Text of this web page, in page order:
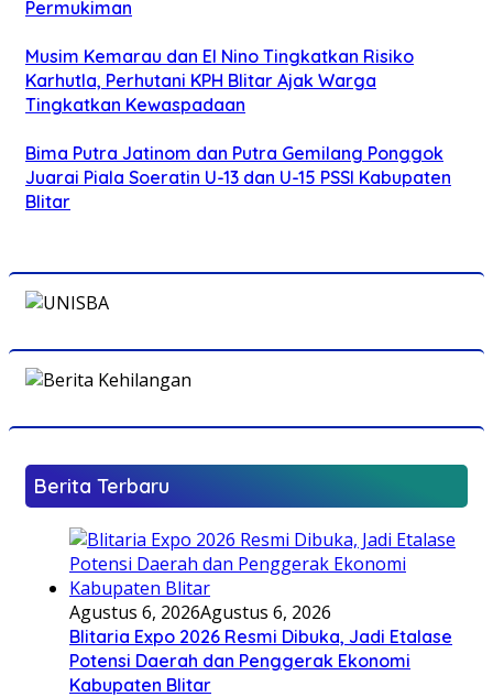
Permukiman
Musim Kemarau dan El Nino Tingkatkan Risiko
Karhutla, Perhutani KPH Blitar Ajak Warga
Tingkatkan Kewaspadaan
Bima Putra Jatinom dan Putra Gemilang Ponggok
Juarai Piala Soeratin U-13 dan U-15 PSSI Kabupaten
Blitar
Berita Terbaru
Agustus 6, 2026Agustus 6, 2026
Blitaria Expo 2026 Resmi Dibuka, Jadi Etalase
Potensi Daerah dan Penggerak Ekonomi
Kabupaten Blitar